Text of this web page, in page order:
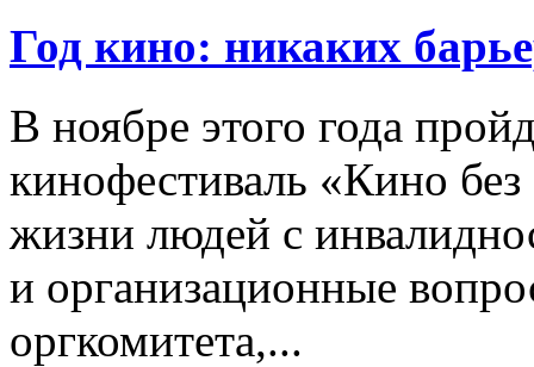
Год кино: никаких
В ноябре этого года
кинофестиваль «Кино
жизни людей с
и организационные
оргкомитета,...